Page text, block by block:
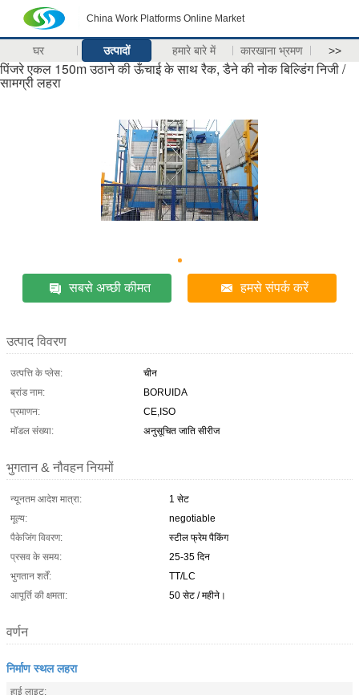
China Work Platforms Online Market
घर उत्पादों हमारे बारे में कारखाना भ्रमण >>
पिंजरे एकल 150m उठाने की ऊँचाई के साथ रैक, डैने की नोक बिल्डिंग निजी /
सामग्री लहरा
सबसे अच्छी कीमत हमसे संपर्क करें
उत्पाद विवरण
उत्पत्ति के प्लेस:
चीन
ब्रांड नाम:
BORUIDA
प्रमाणन:
CE,ISO
मॉडल संख्या:
अनुसूचित जाति सीरीज
भुगतान & नौवहन नियमों
न्यूनतम आदेश मात्रा:
1 सेट
मूल्य:
negotiable
पैकेजिंग विवरण:
स्टील फ्रेम पैकिंग
प्रसव के समय:
25-35 दिन
भुगतान शर्तें:
TT/LC
आपूर्ति की क्षमता:
50 सेट / महीने।
वर्णन
निर्माण स्थल लहरा
हाई लाइट: